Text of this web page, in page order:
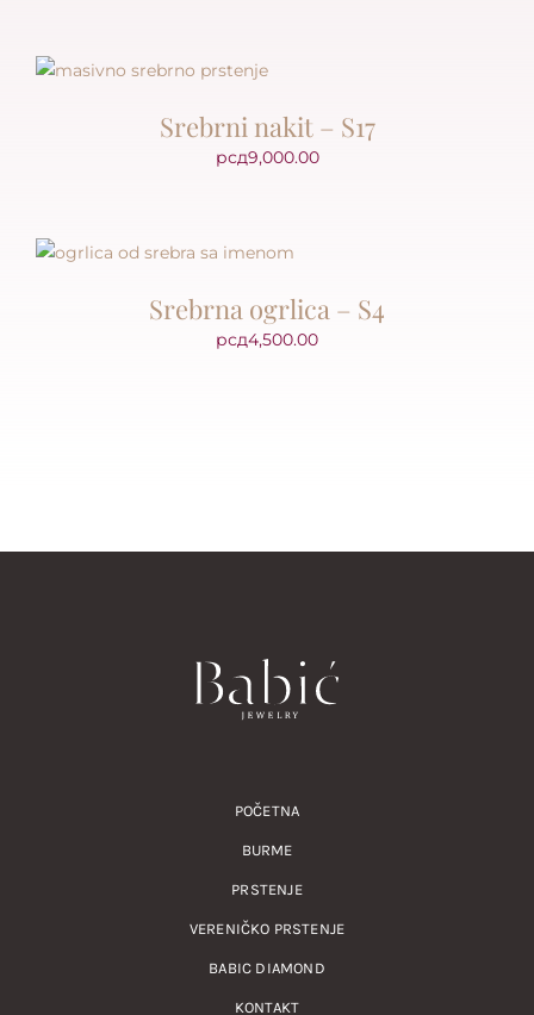
Srebrni nakit – S17
рсд9,000.00
Srebrna ogrlica – S4
рсд4,500.00
POČETNA
BURME
PRSTENJE
VERENIČKO PRSTENJE
BABIC DIAMOND
KONTAKT